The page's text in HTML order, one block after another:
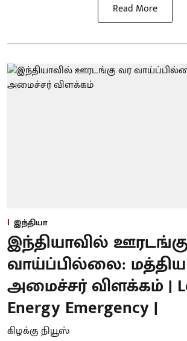
Read More
இந்தியா
இந்தியாவில்
வாய்ப்பில்லை: மத்திய
அமைச்சர் விளக்கம் |
Energy Emergency |
கிழக்கு நியூஸ்